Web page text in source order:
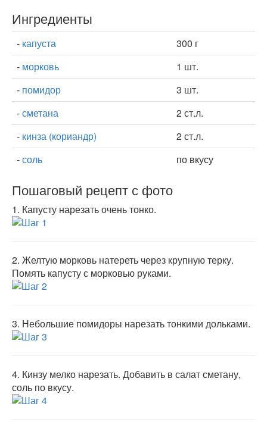
Ингредиенты
- капуста
300 г
- морковь
1 шт.
- помидор
3 шт.
-сметана
2 ст.л.
- кинза (кориандр)
2 ст.л.
-соль по вкусу
Пошаговый рецепт с фото
1. Капусту нарезать очень тонко.
2. Желтую морковь натереть через крупную терку.
Помять капусту с морковью руками.
3. Небольшие помидоры нарезать тонкими дольками.
4. Кинзу мелко нарезать. Добавить в салат сметану,
соль по вкусу.